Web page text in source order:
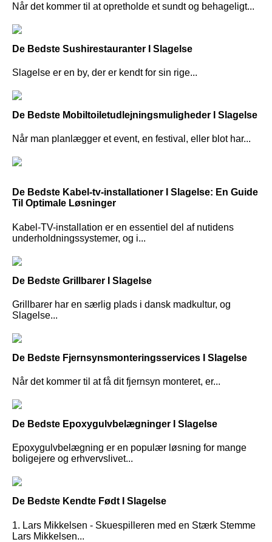
Når det kommer til at opretholde et sundt og behageligt...
De Bedste Sushirestauranter I Slagelse
Slagelse er en by, der er kendt for sin rige...
De Bedste Mobiltoiletudlejningsmuligheder I Slagelse
Når man planlægger et event, en festival, eller blot har...
De Bedste Kabel-tv-installationer I Slagelse: En Guide
Til Optimale Løsninger
Kabel-TV-installation er en essentiel del af nutidens
underholdningssystemer, og i...
De Bedste Grillbarer I Slagelse
Grillbarer har en særlig plads i dansk madkultur, og
Slagelse...
De Bedste Fjernsynsmonteringsservices I Slagelse
Når det kommer til at få dit fjernsyn monteret, er...
De Bedste Epoxygulvbelægninger I Slagelse
Epoxygulvbelægning er en populær løsning for mange
boligejere og erhvervslivet...
De Bedste Kendte Født I Slagelse
1. Lars Mikkelsen - Skuespilleren med en Stærk Stemme
Lars Mikkelsen...